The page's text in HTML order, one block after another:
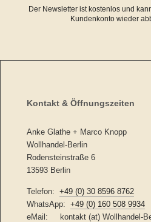
Der Newsletter ist kostenlos und
Kundenkonto wieder
Kontakt & Öffnungszeiten
Anke Glathe + Marco Knopp
Wollhandel-Berlin
Rodensteinstraße 6
13593 Berlin
Telefon: +49 (0) 30 8596 8762
WhatsApp: +49 (0) 160 508 9934
eMail: kontakt (at) Wollhandel-